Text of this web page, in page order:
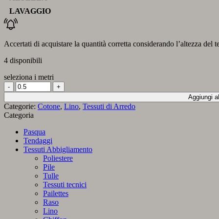
LAVAGGIO
Accertati di acquistare la quantità corretta considerando l’altezza del
4 disponibili
seleziona i metri
Tessuto
Fiore
Azzurro
quantità
Aggiungi
Categorie: Cotone, Lino, Tessuti di Arredo
Categoria
Pasqua
Tendaggi
Tessuti Abbigliamento
Poliestere
Pile
Tulle
Tessuti tecnici
Pailettes
Raso
Lino